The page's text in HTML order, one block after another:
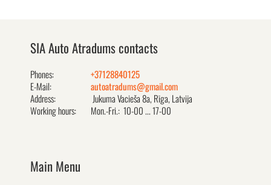
SIA Auto Atradums contacts
Phones:
+37128840125
E-Mail:
autoatradums@gmail.com
Address:
Jukuma Vacieša 8a, Rīga, Latvija
Working hours:
Mon.-Fri.: 10-00 ... 17-00
Main Menu